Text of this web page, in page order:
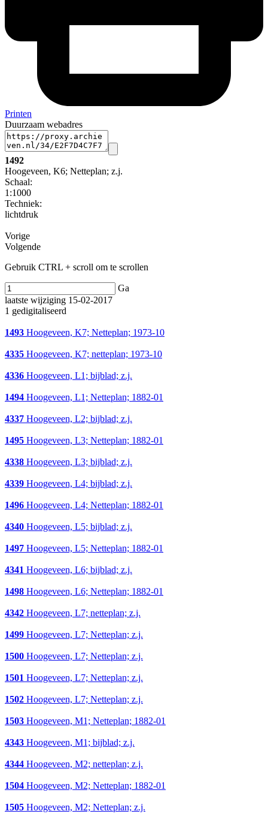
Printen
Duurzaam webadres
1492
Hoogeveen, K6; Netteplan; z.j.
Schaal:
1:1000
Techniek:
lichtdruk
Vorige
Volgende
Gebruik CTRL + scroll om te scrollen
Ga
laatste wijziging 15-02-2017
1 gedigitaliseerd
1493 Hoogeveen, K7; Netteplan; 1973-10
4335 Hoogeveen, K7; netteplan; 1973-10
4336 Hoogeveen, L1; bijblad; z.j.
1494 Hoogeveen, L1; Netteplan; 1882-01
4337 Hoogeveen, L2; bijblad; z.j.
1495 Hoogeveen, L3; Netteplan; 1882-01
4338 Hoogeveen, L3; bijblad; z.j.
4339 Hoogeveen, L4; bijblad; z.j.
1496 Hoogeveen, L4; Netteplan; 1882-01
4340 Hoogeveen, L5; bijblad; z.j.
1497 Hoogeveen, L5; Netteplan; 1882-01
4341 Hoogeveen, L6; bijblad; z.j.
1498 Hoogeveen, L6; Netteplan; 1882-01
4342 Hoogeveen, L7; netteplan; z.j.
1499 Hoogeveen, L7; Netteplan; z.j.
1500 Hoogeveen, L7; Netteplan; z.j.
1501 Hoogeveen, L7; Netteplan; z.j.
1502 Hoogeveen, L7; Netteplan; z.j.
1503 Hoogeveen, M1; Netteplan; 1882-01
4343 Hoogeveen, M1; bijblad; z.j.
4344 Hoogeveen, M2; netteplan; z.j.
1504 Hoogeveen, M2; Netteplan; 1882-01
1505 Hoogeveen, M2; Netteplan; z.j.